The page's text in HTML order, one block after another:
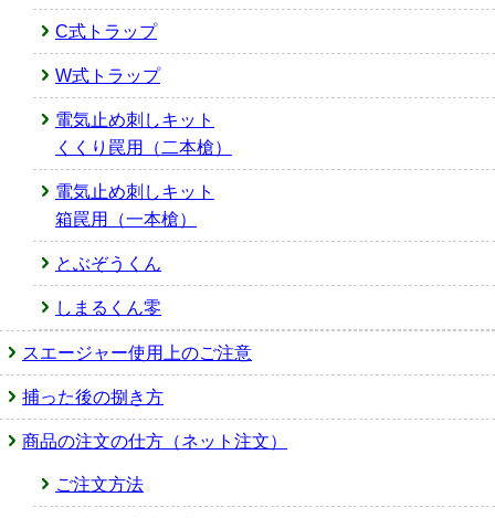
C式トラップ
W式トラップ
電気止め刺しキット
くくり罠用（二本槍）
電気止め刺しキット
箱罠用（一本槍）
とぶぞうくん
しまるくん零
スエージャー使用上のご注意
捕った後の捌き方
商品の注文の仕方（ネット注文）
ご注文方法